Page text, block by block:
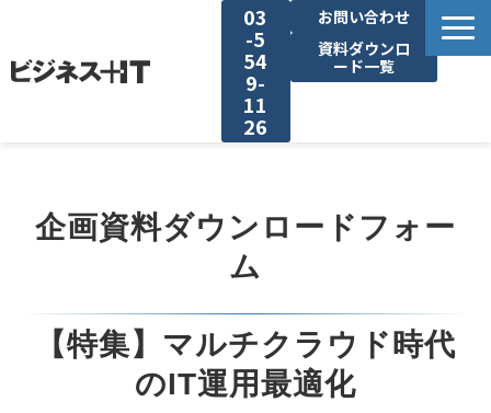
03
-5
54
9-
11
26
お問い合わせ
資料ダウンロ
ード一覧
セミナー集客がしたい
アンケート調査がしたい
企画資料ダウンロードフォー
ム
【特集】マルチクラウド時代
のIT運用最適化